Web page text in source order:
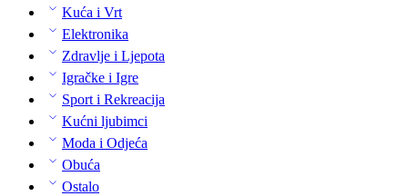
Kuća i Vrt
Elektronika
Zdravlje i Ljepota
Igračke i Igre
Sport i Rekreacija
Kućni ljubimci
Moda i Odjeća
Obuća
Ostalo